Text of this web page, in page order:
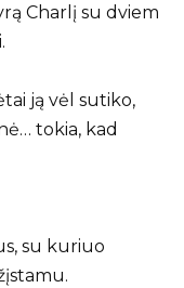
Charlį su dviem
ją vėl sutiko,
tokia, kad
su kuriuo